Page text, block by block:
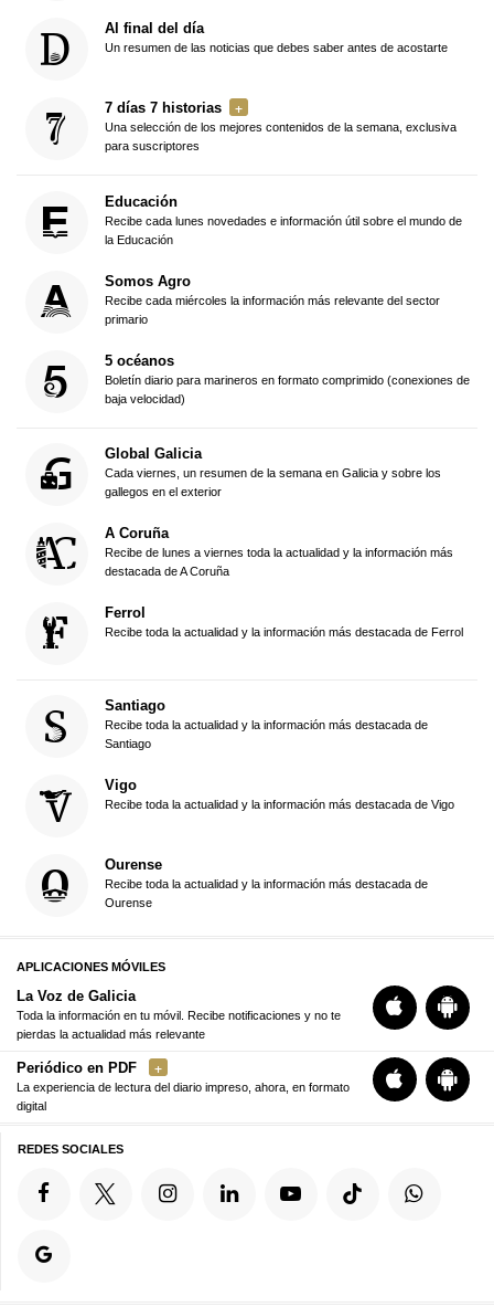
Al final del día
Un resumen de las noticias que debes saber antes de acostarte
7 días 7 historias
Una selección de los mejores contenidos de la semana, exclusiva
para suscriptores
Educación
Recibe cada lunes novedades e información útil sobre el mundo de
la Educación
Somos Agro
Recibe cada miércoles la información más relevante del sector
primario
5 océanos
Boletín diario para marineros en formato comprimido (conexiones de
baja velocidad)
Global Galicia
Cada viernes, un resumen de la semana en Galicia y sobre los
gallegos en el exterior
A Coruña
Recibe de lunes a viernes toda la actualidad y la información más
destacada de A Coruña
Ferrol
Recibe toda la actualidad y la información más destacada de Ferrol
Santiago
Recibe toda la actualidad y la información más destacada de
Santiago
Vigo
Recibe toda la actualidad y la información más destacada de Vigo
Ourense
Recibe toda la actualidad y la información más destacada de
Ourense
APLICACIONES MÓVILES
La Voz de Galicia
Toda la información en tu móvil. Recibe notificaciones y no te
pierdas la actualidad más relevante
Periódico en PDF
La experiencia de lectura del diario impreso, ahora, en formato
digital
REDES SOCIALES